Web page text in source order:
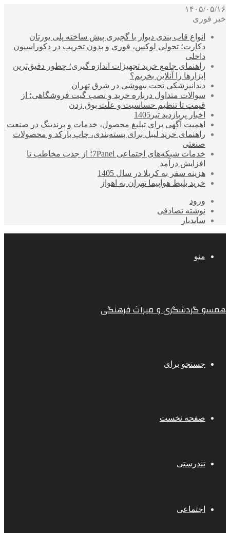
۱۴۰۵/۰۵/۱۶
خبر فوری
انواع قاب بندی دیوار با گچبری پیش ساخته پلی یورتان
دکارت؛ تحولی لوکس، فوری و بدون تخریب در دکوراسیون
داخلی
راهنمای جامع خرید تجهیزات اندازه گیری؛ چطور دقیق‌ترین
ابزارها را آنلاین بخریم؟
دندانپزشکی تحت بیهوشی در شرق تهران
سوالات متداول درباره خرید و نصب گیت فروشگاهی؛ از
قیمت تا تنظیم حساسیت و علت بوق زدن
اخبار پربازدید تیر1405
اهمیت آگهی برای تبلیغ محصول، خدمات و برندینگ در صنعت
راهنمای خرید لیبل برای بسته‌بندی، چاپ بارکد و محصولات
صنعتی
خدمات شبکه‌های اجتماعی 7Panel؛ از جذب مخاطب تا
افزایش درآمد
هزینه سفر به کربلا در سال 1405
خرید بلیط هواپیما تهران به اهواز
ورود
نوشته تصادفی
سایدبار
منو
همسو گردشگری و میراث فرهنگی
جستجو برای
صفحه نخست
تندرستی
اجتماعی